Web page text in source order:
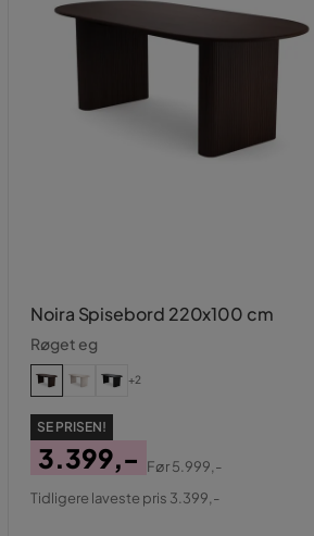
Noira Spisebord 220x100 cm
Røget eg
+2
SE PRISEN!
Pris
3.399,-
Original
Før5.999,-
Tidligere laveste pris 3.399,-